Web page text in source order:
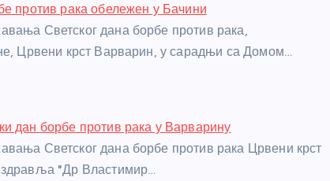
против рака обележен у Бачини
Светског дана борбе против рака,
Црвени крст Варварин, у сарадњи са Домом…
дан борбе против рака у Варварину
Светског дана борбе против рака Црвени крст
"Др Властимир…